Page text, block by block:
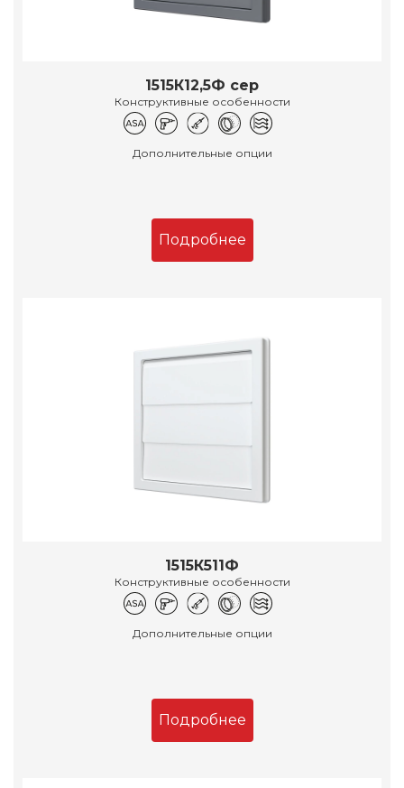
1515К12,5Ф сер
Конструктивные особенности
Дополнительные опции
Подробнее
1515К511Ф
Конструктивные особенности
Дополнительные опции
Подробнее